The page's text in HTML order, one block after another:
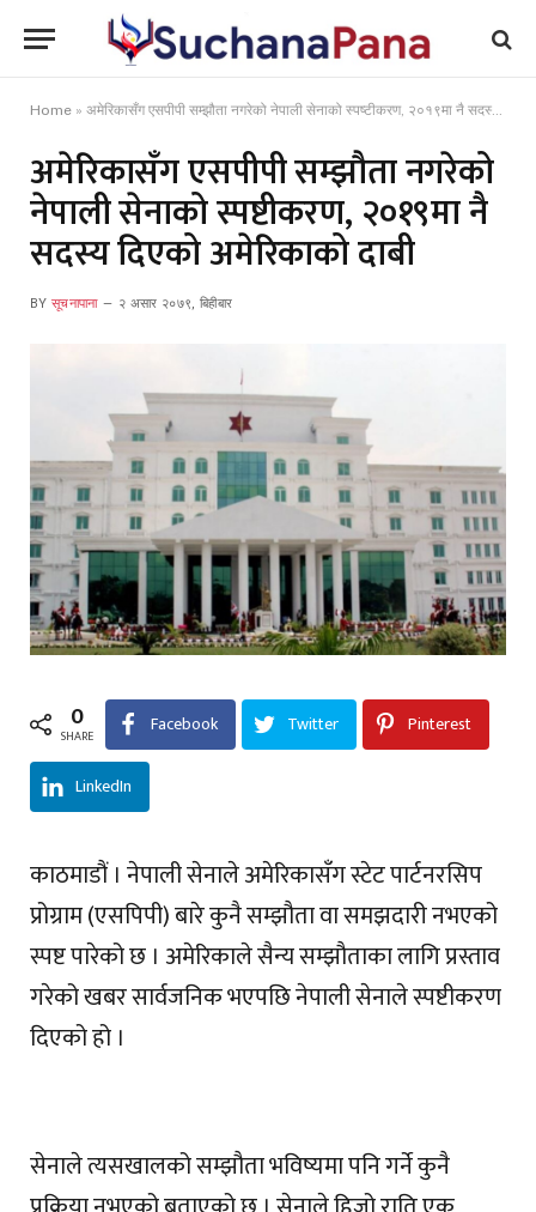
Home » अमेरिकासँग एसपीपी सम्झौता नगरेको नेपाली सेनाको स्पष्टीकरण, २०१९मा नै सदस्य दिएको अमेरिकाको दाबी
अमेरिकासँग एसपीपी सम्झौता नगरेको
नेपाली सेनाको स्पष्टीकरण, २०१९मा नै
सदस्य दिएको अमेरिकाको दाबी
BY सूचनापाना २ असार २०७९, बिहीबार
0
SHARE Facebook Twitter Pinterest
LinkedIn
काठमाडौं । नेपाली सेनाले अमेरिकासँग स्टेट पार्टनरसिप
प्रोग्राम (एसपिपी) बारे कुनै सम्झौता वा समझदारी नभएको
स्पष्ट पारेको छ । अमेरिकाले सैन्य सम्झौताका लागि प्रस्ताव
गरेको खबर सार्वजनिक भएपछि नेपाली सेनाले स्पष्टीकरण
दिएको हो ।
सेनाले त्यसखालको सम्झौता भविष्यमा पनि गर्ने कुनै